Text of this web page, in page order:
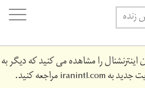
را مشاهده می کنید که دیگر به
جدید بهiranintl.comمراجعه کنید.